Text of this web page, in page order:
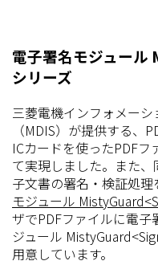
電子署名モジュー
シリーズ
三菱電機インフォメー
（MDIS）が提供する、
ICカードを使ったPDF
て実現しました。また
子文書の署名・検証処理
モジュール
ザでPDFファイルに電
ジュール
用意しています。